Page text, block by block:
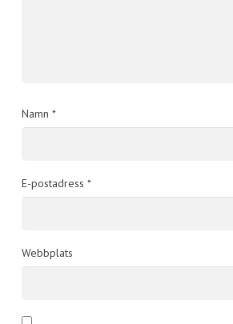
Namn *
E-postadress *
Webbplats